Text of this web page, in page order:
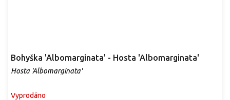
Bohyška 'Albomarginata' - Hosta 'Albomarginata'
Hosta 'Albomarginata'
Vyprodáno